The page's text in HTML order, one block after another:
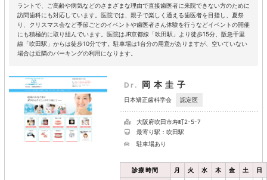
ラントで、ご高齢や病気などのさまざまな理由で直接歯医者に来院できない方のために
訪問歯科にも対応しています。医院では、親子で楽しく通える歯医者を目指し、夏祭
り、クリスマス会など季節ごとのイベントや歯医者さん体験を行うなどイベントの開催
にも積極的に取り組んでいます。医院はJR京都線「吹田駅」より徒歩15分、阪急千里
線「吹田駅」からは徒歩10分です。駐車場は1台分の用意がありますが、空いていない
場合は近隣のパーキングの利用になります。
Dr. 岡本圭子
日本矯正歯科学会 認定医
大阪府吹田市寿町2-5-7
最寄り駅：吹田駅
駐車場あり
診療時間 月 火 水 木 金 土 日